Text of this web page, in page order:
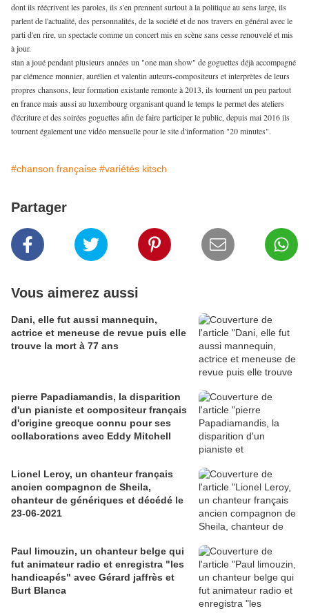
dont ils réécrivent les paroles, ils s'en prennent surtout à la politique au sens large, ils
parlent de l'actualité, des personnalités, de la société et de nos travers en général avec le
parti d'en rire, un spectacle comme un concert mis en scène sans cesse renouvelé et mis
à jour.
stan a joué pendant plusieurs années un "one man show" de goguettes déjà accompagné
par clémence monnier, aurélien et valentin auteurs-compositeurs et interprètes de leurs
propres chansons, leur formation existante remonte à 2013, ils tournent un peu partout
en france mais aussi au luxembourg organisant quand le temps le permet des ateliers
d'écriture et des soirées goguettes afin de faire participer le public, depuis mai 2016 ils
tournent également une vidéo mensuelle pour le site d'information "20 minutes".
#chanson française #variétés kitsch
Partager
Vous aimerez aussi
Dani, elle fut aussi mannequin,
actrice et meneuse de revue puis elle
trouve la mort à 77 ans
pierre Papadiamandis, la disparition
d'un pianiste et compositeur français
d'origine grecque connu pour ses
collaborations avec Eddy Mitchell
Lionel Leroy, un chanteur français
ancien compagnon de Sheila,
chanteur de génériques et décédé le
23-06-2021
Paul limouzin, un chanteur belge qui
fut animateur radio et enregistra "les
handicapés" avec Gérard jaffrès et
Burt Blanca